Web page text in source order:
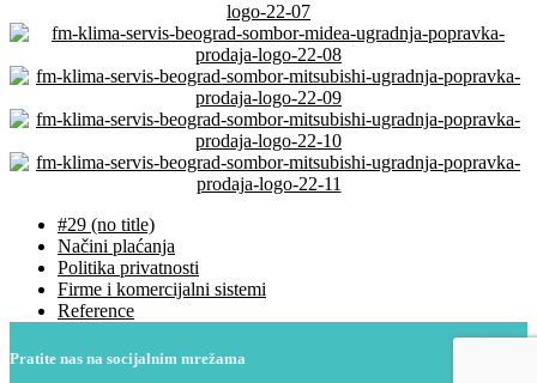
#29 (no title)
Načini plaćanja
Politika privatnosti
Firme i komercijalni sistemi
Reference
Pratite nas na socijalnim mrežama